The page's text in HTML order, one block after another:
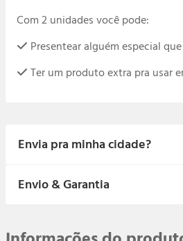
Com 2 unidades você pode:
Presentear alguém especial
Ter um produto extra pra usar
Envia pra minha cidade?
Sim,enviamos para qualquer
agora com tranquilidade que
Envio & Garantia
todo o Brasil. Tá em